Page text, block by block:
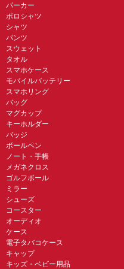
パーカー
ポロシャツ
シャツ
パンツ
スウェット
タオル
スマホケース
モバイルバッテリー
スマホリング
バッグ
マグカップ
キーホルダー
バッジ
ボールペン
ノート・手帳
メガネクロス
ゴルフボール
ミラー
シューズ
コースター
オーディオ
ケース
電子タバコケース
キャップ
キッズ・ベビー用品